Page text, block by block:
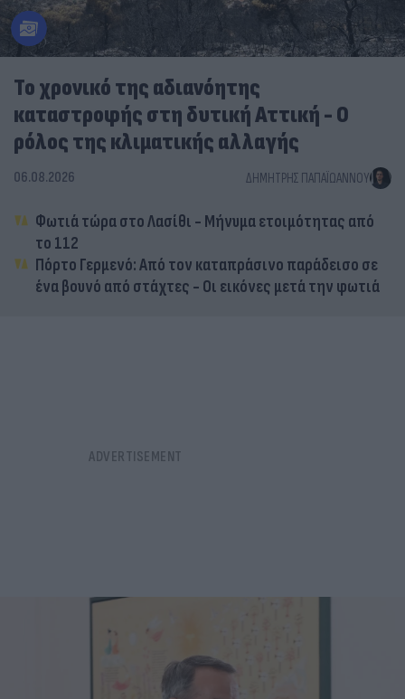
Το χρονικό της αδιανόητης
καταστροφής στη δυτική Αττική - Ο
ρόλος της κλιματικής αλλαγής
06.08.2026 ΔΗΜΉΤΡΗΣ ΠΑΠΑΪΩΆΝΝΟΥ
Φωτιά τώρα στο Λασίθι - Μήνυμα ετοιμότητας από
το 112
Πόρτο Γερμενό: Από τον καταπράσινο παράδεισο σε
ένα βουνό από στάχτες - Οι εικόνες μετά την φωτιά